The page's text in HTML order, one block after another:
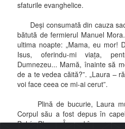
sfaturile evanghelice.
Deşi consumată din cauza
bătută de fermierul Manuel
ultima noapte: „Mama, eu mor!
Isus, oferindu-mi viaţa,
Dumnezeu... Mamă, înainte să
de a te vedea căită?”. „Laura –
voi face ceea ce mi-ai cerut”.
Plină de bucurie, Laura
Corpul său a fost depus în
Bahía Blanca. În anul în care s-